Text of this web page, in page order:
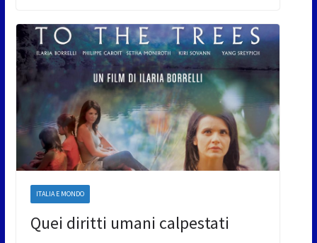
ITALIA E MONDO
Quei diritti umani calpestati